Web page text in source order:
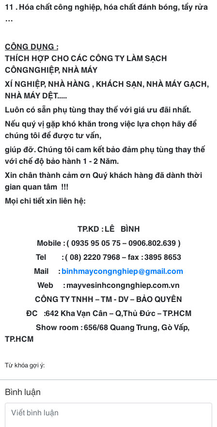
11 . Hóa chất công nghiệp, hóa chất đánh bóng, tẩy rửa
…
CÔNG DỤNG :
THÍCH HỢP CHO CÁC CÔNG TY LÀM SẠCH
CÔNGNGHIỆP, NHÀ MÁY
XÍ NGHIỆP, NHÀ HÀNG , KHÁCH SẠN, NHÀ MÁY GẠCH,
NHÀ MÁY DỆT.....
Luôn có sẵn phụ tùng thay thế với giá ưu đãi nhất.
Nếu quý vị gặp khó khăn trong việc lựa chọn hãy để
chúng tôi để được tư vấn,
giúp đỡ. Chúng tôi cam kết bảo đảm phụ tùng thay thế
với chế độ bảo hành 1 - 2 Năm.
Xin chân thành cảm ơn Quý khách hàng đã dành thời
gian quan tâm !!!
Mọi chi tiết xin liên hệ:
TP.KD : LÊ BÌNH
Mobile: ( 0935 95 05 75 – 0906.802.639 )
Tel : ( 08) 2220 7968 – fax : 3895 8653
Mail :binhmaycongnghiep@gmail.com
Web : mayvesinhcongnghiep.com.vn
CÔNG TY TNHH – TM - DV – BẢO QUYÊN
ĐC :642 Kha Vạn Cân – Q,Thủ Đức – TP.HCM
Show room : 656/68 Quang Trung, Gò Vấp,
TP.HCM
Từ khóa gợi ý:
Bình luận